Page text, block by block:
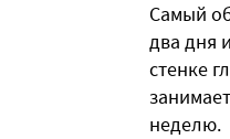
Самый
два дня
стенке
неделю.